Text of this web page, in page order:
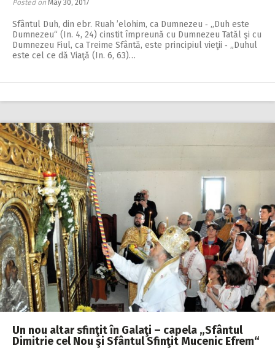
Posted on May 30, 2017
Sfântul Duh, din ebr. Ruah ʼelohim, ca Dum­nezeu ‑ „Duh este
Dumnezeu“ (In. 4, 24) cinstit împreună cu Dumnezeu Tatăl şi cu
Dumnezeu Fiul, ca Treime Sfântă, este principiul vieţii ‑ „Duhul
este cel ce dă Viaţă (In. 6, 63)…
Un nou altar sfinţit în Galaţi – capela „Sfântul
Dimitrie cel Nou şi Sfântul Sfinţit Mucenic Efrem“